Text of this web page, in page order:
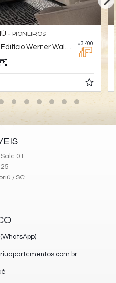
#3.400
- PIONEIROS
Apartamento Duplex no Edifício Werner Walter
01
/ SC